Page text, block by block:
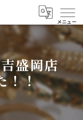
吉盛岡店
！！